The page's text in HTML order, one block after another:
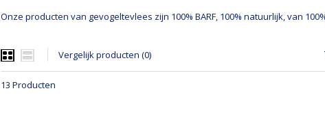
Onze producten van gevogeltevlees zijn 100% BARF, 100% natuurlijk, van
Vergelijk producten (0)
13 Producten